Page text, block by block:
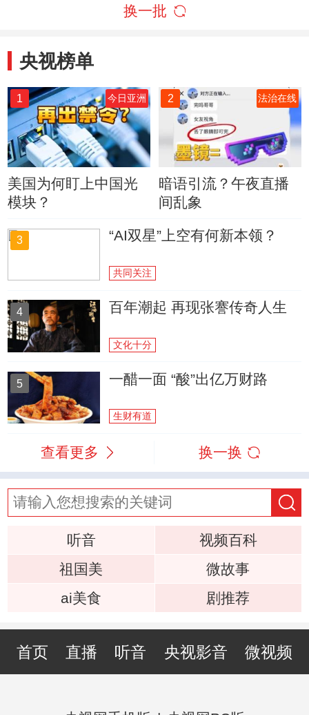
换一批
央视榜单
1 今日亚洲
美国为何盯上中国光
模块？
2 法治在线
暗语引流？午夜直播
间乱象
3 “AI双星”上空有何新本领？
共同关注
4 百年潮起 再现张謇传奇人生
文化十分
5 一醋一面 “酸”出亿万财路
生财有道
查看更多 换一换
听音
视频百科
祖国美
微故事
ai美食
剧推荐
首页 直播 听音 央视影音 微视频